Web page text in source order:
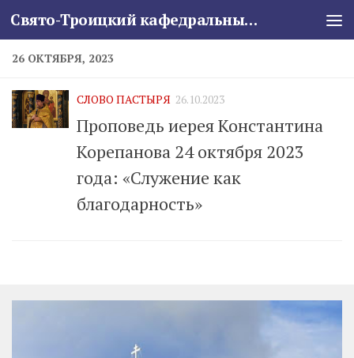
Skip to content Свято-Троицкий кафедральный собор
26 ОКТЯБРЯ, 2023
СЛОВО ПАСТЫРЯ 26.10.2023
Проповедь иерея Константина
Корепанова 24 октября 2023
года: «Служение как
благодарность»